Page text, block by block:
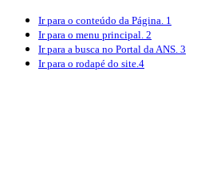
Ir para o conteúdo da Página. 1
Ir para o menu principal. 2
Ir para a busca no Portal da ANS. 3
Ir para o rodapé do site.4